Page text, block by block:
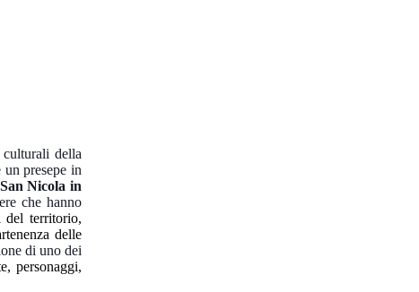
della
presepe in
Nicola in
che hanno
del territorio,
delle
di uno dei
personaggi,